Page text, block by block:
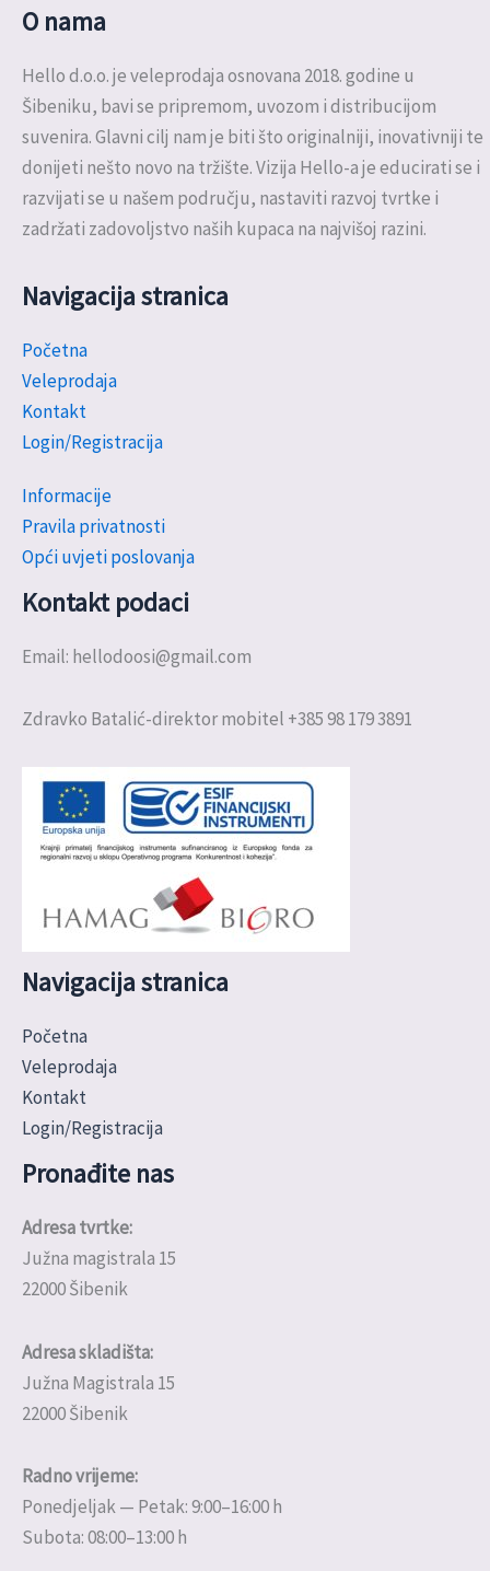
O nama
Hello d.o.o. je veleprodaja osnovana 2018. godine u
Šibeniku, bavi se pripremom, uvozom i distribucijom
suvenira. Glavni cilj nam je biti što originalniji, inovativniji te
donijeti nešto novo na tržište. Vizija Hello-a je educirati se i
razvijati se u našem području, nastaviti razvoj tvrtke i
zadržati zadovoljstvo naših kupaca na najvišoj razini.
Navigacija stranica
Početna
Veleprodaja
Kontakt
Login/Registracija
Informacije
Pravila privatnosti
Opći uvjeti poslovanja
Kontakt podaci
Email: hellodoosi@gmail.com
Zdravko Batalić-direktor mobitel +385 98 179 3891
Navigacija stranica
Početna
Veleprodaja
Kontakt
Login/Registracija
Pronađite nas
Adresa tvrtke:
Južna magistrala 15
22000 Šibenik
Adresa skladišta:
Južna Magistrala 15
22000 Šibenik
Radno vrijeme:
Ponedjeljak — Petak: 9:00–16:00 h
Subota: 08:00–13:00 h